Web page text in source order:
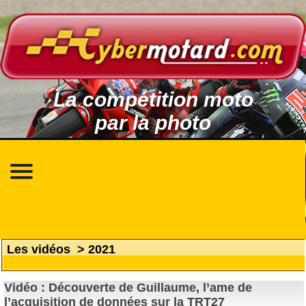
La compétition moto
par la photo
Les vidéos > 2021
Vidéo : Découverte de Guillaume, l’ame de
l’acquisition de données sur la TRT27